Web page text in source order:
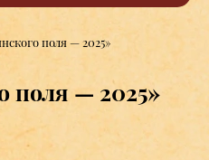
поля — 2025»
поля — 2025»